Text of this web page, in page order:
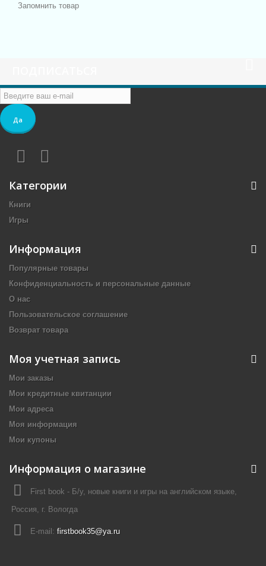
Запомнить товар
Да
Категории
Книги
Игры
Информация
Популярные товары
Конфиденциальность и персональные данные
О нас
Пользовательское соглашение
Возврат товара
Моя учетная запись
Мои заказы
Мои кредитные квитанции
Мои адреса
Моя информация
Мои купоны
Информация о магазине
First book - Б/у, новые книги и игры на английском языке,
Россия, г. Вологда
E-mail: firstbook35@ya.ru